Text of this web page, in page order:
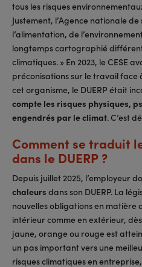
tous les risques
Justement, l’Agence nationale
l’alimentation, de
longtemps cartographié
climatiques. » En 2023, le CESE
préconisations sur le travail face
cet organisme, le DUERP était
compte les risques physiques,
engendrés par le climat. C’est
Comment se traduit
dans le DUERP ?
Depuis juillet 2025, l’employeur
chaleurs dans son DUERP. La
nouvelles obligations en matière
intérieur comme en extérieur,
jaune, orange ou rouge est
un pas important vers une
risques climatiques en